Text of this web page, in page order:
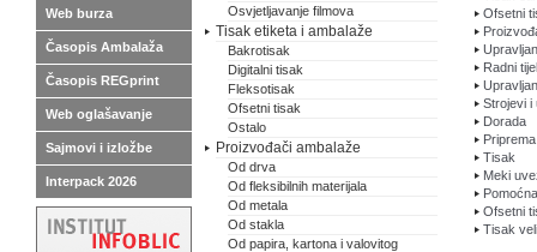
Osvjetljavanje filmova
Tisak etiketa i ambalaže
Bakrotisak
Digitalni tisak
Fleksotisak
Ofsetni tisak
Ostalo
Proizvođači ambalaže
Od drva
Od fleksibilnih materijala
Od metala
Od stakla
Od papira, kartona i valovitog
Ofsetni
Radni
Strojevi i
Dorada
Priprema
Tisak
Meki
Ofsetni
Tisak
Web burza
Časopis Ambalaža
Časopis REGprint
Web oglašavanje
Sajmovi i izložbe
Interpack 2026